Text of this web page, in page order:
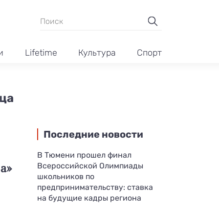
Lifetime Культура Спорт
Последние новости
В Тюмени прошел финал
Всероссийской Олимпиады
школьников по
предпринимательству: ставка
на будущие кадры региона